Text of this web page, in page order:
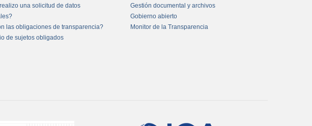
una solicitud de datos
las obligaciones de transparencia?
de sujetos obligados
Gestión documental y archivos
Gobierno abierto
Monitor de la Transparencia